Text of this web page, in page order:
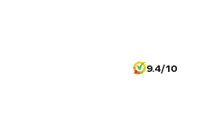
9.4/10